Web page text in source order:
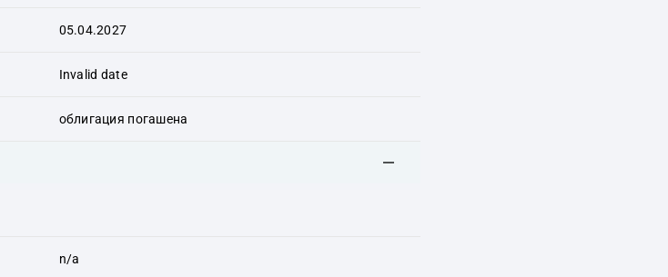
05.04.2027
Invalid date
облигация погашена
n/a